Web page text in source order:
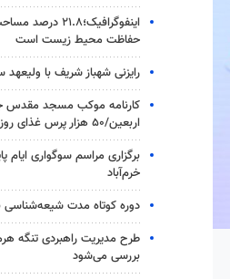
اینفوگرافیک؛۲۱.۸
حفاظت محیط زیست است
رایزنی شهباز شریف با
کارنامه موکب مسجد مقدس
اربعین/۵۰ هزار پرس غذای روزانه
برگزاری مراسم سوگواری ایام
خرم‌آباد
دوره کوتاه مدت شیعه‌شناسی
طرح مدیریت راهبردی تنگه
بررسی می‌شود